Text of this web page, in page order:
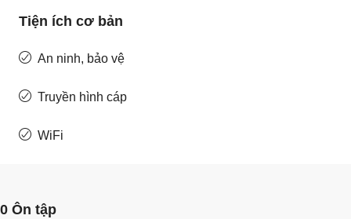
Tiện ích cơ bản
An ninh, bảo vệ
Truyền hình cáp
WiFi
0 Ôn tập